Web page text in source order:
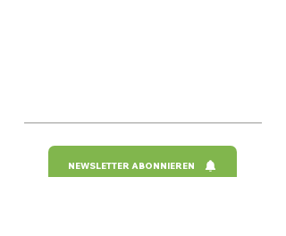
NEWSLETTER ABONNIEREN